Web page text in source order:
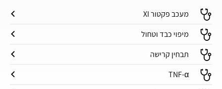
מעכב פקטור XI
מיפוי כבד וטחול
תבחין קרישה
TNF-α